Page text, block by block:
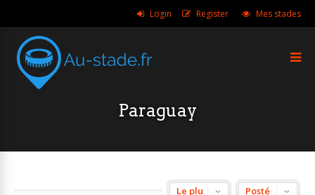
Login Register Mes stades
Paraguay